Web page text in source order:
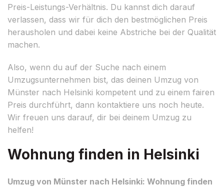
Preis-Leistungs-Verhältnis. Du kannst dich darauf
verlassen, dass wir für dich den bestmöglichen Preis
herausholen und dabei keine Abstriche bei der Qualität
machen.
Also, wenn du auf der Suche nach einem
Umzugsunternehmen bist, das deinen Umzug von
Münster nach Helsinki kompetent und zu einem fairen
Preis durchführt, dann kontaktiere uns noch heute.
Wir freuen uns darauf, dir bei deinem Umzug zu
helfen!
Wohnung finden in Helsinki
Umzug von Münster nach Helsinki: Wohnung finden